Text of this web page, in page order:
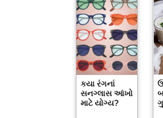
કયા રંગનાં
સનગ્લાસ આંખો
માટે યોગ્ય?